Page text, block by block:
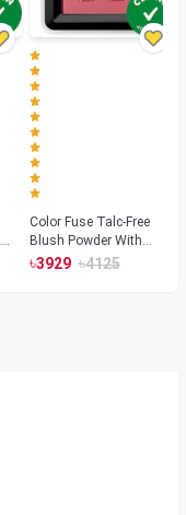
Color Fuse Talc-Free
Blush Powder With
Fermented Arnica
৳3929 ৳4125